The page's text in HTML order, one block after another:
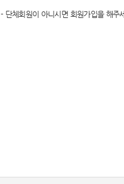
- 단체회원이 아니시면 회원가입을 해주